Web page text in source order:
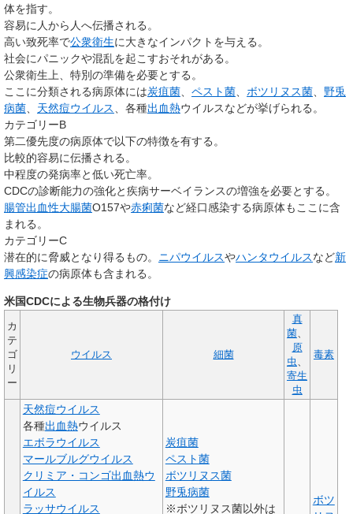
体を指す。
容易に人から人へ伝播される。
高い致死率で公衆衛生に大きなインパクトを与える。
社会にパニックや混乱を起こすおそれがある。
公衆衛生上、特別の準備を必要とする。
ここに分類される病原体には炭疽菌、 ペスト菌、 ボツリヌス菌、 野兎
病菌、 天然痘ウイルス、各種出血熱ウイルスなどが挙げられる。
カテゴリーB
第二優先度の病原体で以下の特徴を有する。
比較的容易に伝播される。
中程度の発病率と低い死亡率。
CDCの診断能力の強化と疾病サーベイランスの増強を必要とする。
腸管出血性大腸菌O157や赤痢菌など経口感染する病原体もここに含
まれる。
カテゴリーC
潜在的に脅威となり得るもの。 ニパウイルスやハンタウイルスなど新
興感染症の病原体も含まれる。
米国CDCによる生物兵器の格付け
カ
テ
ゴ
リ
ー
ウイルス 細菌
真
菌、
原
虫、
寄生
虫
毒素
天然痘ウイルス
各種出血熱ウイルス
エボラウイルス
マールブルグウイルス
クリミア・コンゴ出血熱ウ
イルス
ラッサウイルス
炭疽菌
ペスト菌
ボツリヌス菌
野兎病菌
※ボツリヌス菌以外は
ボツ